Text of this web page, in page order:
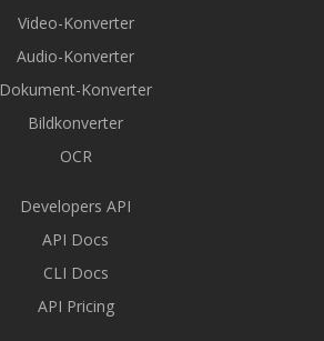
Video-Konverter
Audio-Konverter
Dokument-Konverter
Bildkonverter
OCR
Developers API
API Docs
CLI Docs
API Pricing